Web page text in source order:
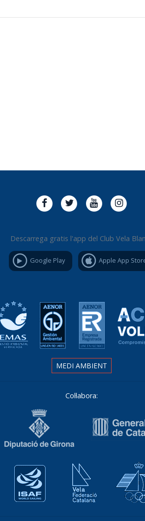
Descarrega gratis l'app del Club Vela
Google Play Apple App
MEDI AMBIENT
Col·labora:
Associació Catalana de Ports Esportius i
Isaf World Sailing Vela